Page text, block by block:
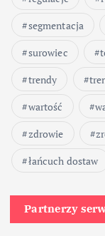
segmentacja
surowiec
trendy
wartość
zdrowie
łańcuch dostaw
Partnerzy